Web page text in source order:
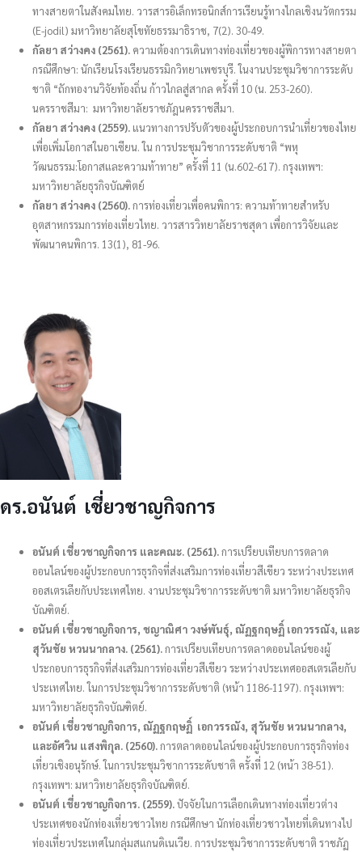
ทางสายตาในสังคมไทย. วารสารอิเล็กทรอนิกส์การเรียนรู้ทางไกลเชิงนวัตกรรม
(E-jodil) มหาวิทยาลัยสุโขทัยธรรมาธิราช, 7(2). 30-49.
กัลยา สว่างคง (2561). ความต้องการเดินทางท่องเที่ยวของผู้พิการทางสายตา
กรณีศึกษา: นักเรียนโรงเรียนธรรมิกวิทยาเพชรบุรี. ในงานประชุมวิชาการระดับ
ชาติ “ถักทองานวิจัยท้องถิ่น ก้าวไกลสู่สากล ครั้งที่ 10 (น. 253-260).
นครราชสีมา: มหาวิทยาลัยราชภัฎนครราชสีมา.
กัลยา สว่างคง (2559). แนวทางการปรับตัวของผู้ประกอบการนำเที่ยวของไทย
เพื่อเพิ่มโอกาสในอาเซียน. ใน การประชุมวิชาการระดับชาติ “พหุ
วัฒนธรรม:โอกาสและความท้าทาย” ครั้งที่ 11 (น.602-617). กรุงเทพฯ:
มหาวิทยาลัยธุรกิจบัณฑิตย์
กัลยา สว่างคง (2560).การท่องเที่ยวเพื่อคนพิการ: ความท้าทายสำหรับ
อุตสาหกรรมการท่องเที่ยวไทย. วารสารวิทยาลัยราชสุดา เพื่อการวิจัยและ
พัฒนาคนพิการ. 13(1), 81-96.
ดร.อนันต์ เชี่ยวชาญกิจการ
อนันต์ เชี่ยวชาญกิจการ และคณะ. (2561).การเปรียบเทียบการตลาด
ออนไลน์ของผู้ประกอบการธุรกิจที่ส่งเสริมการท่องเที่ยวสีเขียว ระหว่างประเทศ
ออสเตรเลียกับประเทศไทย. งานประชุมวิชาการระดับชาติ มหาวิทยาลัยธุรกิจ
บัณฑิตย์.
อนันต์ เชี่ยวชาญกิจการ, ชญาณิศา วงษ์พันธุ์, ณัฏฐกฤษฏิ์ เอกวรรณัง, และ
สุวันชัย หวนนากลาง. (2561).การเปรียบเทียบการตลาดออนไลน์ของผู้
ประกอบการธุรกิจที่ส่งเสริมการท่องเที่ยวสีเขียว ระหว่างประเทศออสเตรเลียกับ
ประเทศไทย. ในการประชุมวิชาการระดับชาติ (หน้า 1186-1197). กรุงเทพฯ:
มหาวิทยาลัยธุรกิจบัณฑิตย์.
อนันต์ เชี่ยวชาญกิจการ, ณัฏฐกฤษฏิ์ เอกวรรณัง, สุวันชัย หวนนากลาง,
และอัศวิน แสงพิกุล. (2560).การตลาดออนไลน์ของผู้ประกอบการธุรกิจท่อง
เที่ยวเชิงอนุรักษ์. ในการประชุมวิชาการระดับชาติ ครั้งที่ 12 (หน้า 38-51).
กรุงเทพฯ: มหาวิทยาลัยธุรกิจบัณฑิตย์.
อนันต์ เชี่ยวชาญกิจการ. (2559).ปัจจัยในการเลือกเดินทางท่องเที่ยวต่าง
ประเทศของนักท่องเที่ยวชาวไทย กรณีศึกษา นักท่องเที่ยวชาวไทยที่เดินทางไป
ท่องเที่ยวประเทศในกลุ่มสแกนดิเนเวีย. การประชุมวิชาการระดับชาติ ราชภัฏ